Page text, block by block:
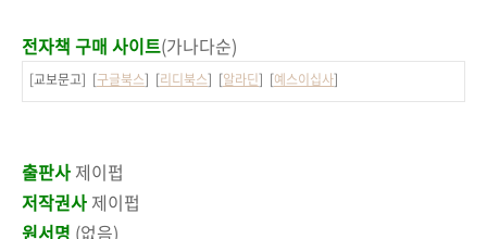
전자책 구매 사이트(가나다순)
[교보문고] [구글북스] [리디북스] [알라딘] [예스이십사]
출판사 제이펍
저작권사 제이펍
원서명 (없음)